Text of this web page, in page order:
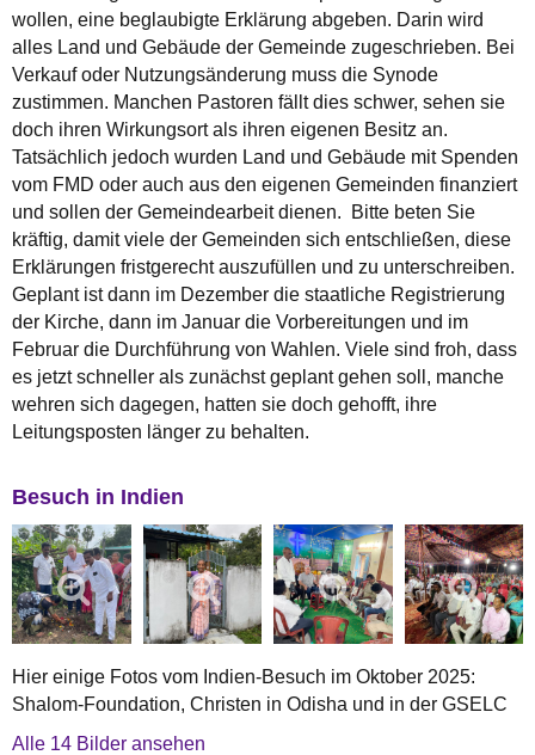
wollen, eine beglaubigte Erklärung abgeben. Darin wird
alles Land und Gebäude der Gemeinde zugeschrieben. Bei
Verkauf oder Nutzungsänderung muss die Synode
zustimmen. Manchen Pastoren fällt dies schwer, sehen sie
doch ihren Wirkungsort als ihren eigenen Besitz an.
Tatsächlich jedoch wurden Land und Gebäude mit Spenden
vom FMD oder auch aus den eigenen Gemeinden finanziert
und sollen der Gemeindearbeit dienen. Bitte beten Sie
kräftig, damit viele der Gemeinden sich entschließen, diese
Erklärungen fristgerecht auszufüllen und zu unterschreiben.
Geplant ist dann im Dezember die staatliche Registrierung
der Kirche, dann im Januar die Vorbereitungen und im
Februar die Durchführung von Wahlen. Viele sind froh, dass
es jetzt schneller als zunächst geplant gehen soll, manche
wehren sich dagegen, hatten sie doch gehofft, ihre
Leitungsposten länger zu behalten.
Besuch in Indien
Hier einige Fotos vom Indien-Besuch im Oktober 2025:
Shalom-Foundation, Christen in Odisha und in der GSELC
Alle 14 Bilder ansehen